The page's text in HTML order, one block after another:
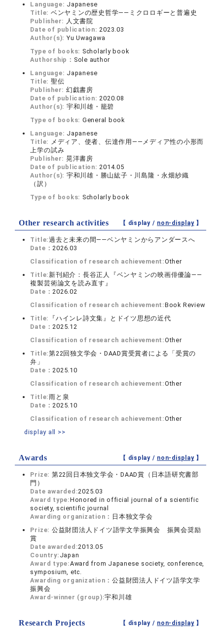
Language: Japanese
Title: ベンヤミンの歴史哲学――ミクロロギーと普遍史
Publisher: 人文書院
Date of publication:2023.03
Author(s): Yu Uwagawa
Type of books: Scholarly book
Authorship： Sole author
Language: Japanese
Title: 聖伝
Publisher: 幻戯書房
Date of publication:2020.08
Author(s): 宇和川雄・籠碧
Type of books: General book
Language: Japanese
Title: メディア、使者、伝達作用――メディア性の小形而
上学の試み
Publisher: 晃洋書房
Date of publication:2014.05
Author(s): 宇和川雄・勝山紘子・川島隆・永畑紗織
（訳）
Type of books: Scholarly book
Other research activities 【 display / non-display】
Title:過去と未来の間――ベンヤミンからアンダースへ
Date：2026.03
Classification of research achievement:Other
Title: 新刊紹介：長谷正人『ベンヤミンの映画俳優論――
複製芸術論文を読み直す』
Date：2026.02
Classification of research achievement:Book Review
Title:
『ハインレ詩文集』とドイツ思想の近代
Date：2025.12
Classification of research achievement:Other
Title:第22回独文学会・DAAD賞受賞者による「受賞の
弁」
Date：2025.10
Classification of research achievement:Other
Title:雨と泉
Date：2025.10
Classification of research achievement:Other
display all >>
Awards 【 display / non-display】
Prize: 第22回日本独文学会・DAAD賞（日本語研究書部
門）
Date awarded:2025.03
Award type:Honored in official journal of a scientific
society, scientific journal
Awarding organization： 日本独文学会
Prize: 公益財団法人ドイツ語学文学振興会 振興会奨励
賞
Date awarded:2013.05
Country: Japan
Award type:Award from Japanese society, conference,
symposium, etc.
Awarding organization：公益財団法人ドイツ語学文学
振興会
Award-winner (group):宇和川雄
Research Projects 【 display / non-display】